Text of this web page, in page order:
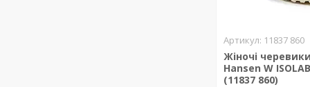
11837 860
Жіночі
Hansen W
(11837 860)